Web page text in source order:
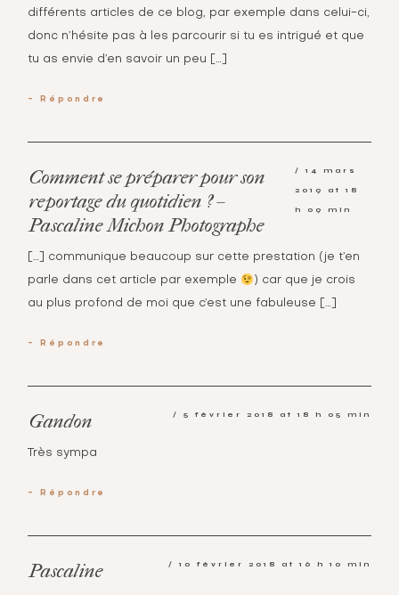
différents articles de ce blog, par exemple dans celui-ci,
donc n’hésite pas à les parcourir si tu es intrigué et que
tu as envie d’en savoir un peu […]
Répondre
Comment se préparer pour son
reportage du quotidien ? –
Pascaline Michon Photographe
14 mars
2019 at 18
h 09 min
[…] communique beaucoup sur cette prestation (je t’en
parle dans cet article par exemple
) car que je crois
au plus profond de moi que c’est une fabuleuse […]
Répondre
Gandon 5 février 2018 at 18 h 05 min
Très sympa
Répondre
Pascaline 10 février 2018 at 16 h 10 min